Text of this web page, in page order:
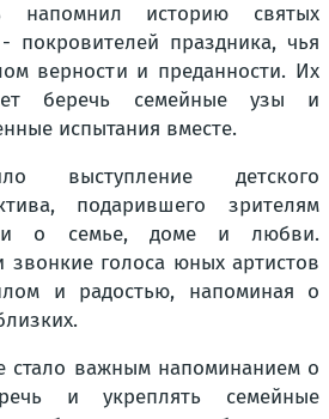
напомнил историю святых
праздника, чья
верности и преданности. Их
беречь семейные узы и
испытания вместе.
выступление детского
подарившего зрителям
о семье, доме и любви.
голоса юных артистов
и радостью, напоминая о
стало важным напоминанием о
и укреплять семейные